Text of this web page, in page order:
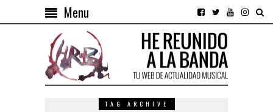
Menu
TAG ARCHIVE